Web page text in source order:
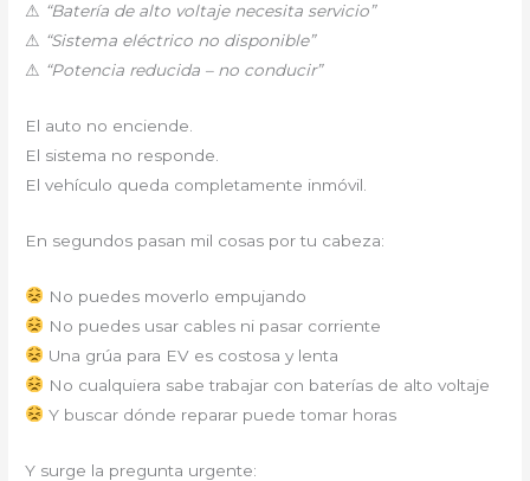
⚠ “Batería de alto voltaje necesita servicio”
⚠ “Sistema eléctrico no disponible”
⚠ “Potencia reducida – no conducir”
El auto no enciende.
El sistema no responde.
El vehículo queda completamente inmóvil.
En segundos pasan mil cosas por tu cabeza:
No puedes moverlo empujando
No puedes usar cables ni pasar corriente
Una grúa para EV es costosa y lenta
No cualquiera sabe trabajar con baterías de alto voltaje
Y buscar dónde reparar puede tomar horas
Y surge la pregunta urgente: